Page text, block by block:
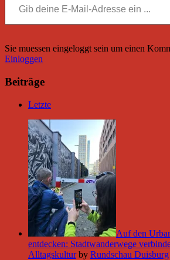
Sie muessen eingeloggt sein um einen
Einloggen
Beiträge
Letzte
Auf den
entdecken: Stadtwanderwege
Alltagskultur by Rundschau Duisburg